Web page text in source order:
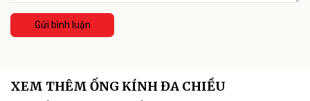
Gửi bình luận
XEM THÊM ỐNG KÍNH ĐA CHIỀU